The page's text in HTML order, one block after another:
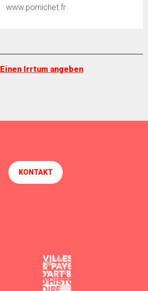
www.pornichet.fr
Einen Irrtum angeben
KONTAKT